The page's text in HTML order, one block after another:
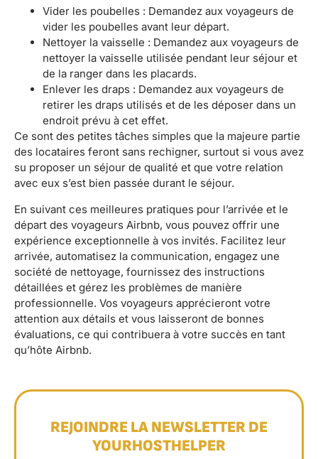
Vider les poubelles : Demandez aux voyageurs de
vider les poubelles avant leur départ.
Nettoyer la vaisselle : Demandez aux voyageurs de
nettoyer la vaisselle utilisée pendant leur séjour et
de la ranger dans les placards.
Enlever les draps : Demandez aux voyageurs de
retirer les draps utilisés et de les déposer dans un
endroit prévu à cet effet.
Ce sont des petites tâches simples que la majeure partie
des locataires feront sans rechigner, surtout si vous avez
su proposer un séjour de qualité et que votre relation
avec eux s’est bien passée durant le séjour.
En suivant ces meilleures pratiques pour l’arrivée et le
départ des voyageurs Airbnb, vous pouvez offrir une
expérience exceptionnelle à vos invités. Facilitez leur
arrivée, automatisez la communication, engagez une
société de nettoyage, fournissez des instructions
détaillées et gérez les problèmes de manière
professionnelle. Vos voyageurs apprécieront votre
attention aux détails et vous laisseront de bonnes
évaluations, ce qui contribuera à votre succès en tant
qu’hôte Airbnb.
REJOINDRE LA NEWSLETTER DE
YOURHOSTHELPER